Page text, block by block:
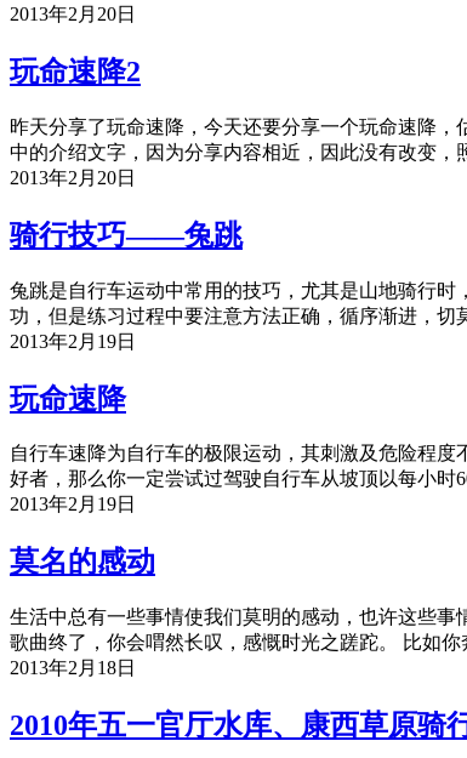
2013年2月20日
玩命速降2
昨天分享了玩命速降，今天还要分享一个玩命速降
中的介绍文字，因为分享内容相近，因此没有改变
2013年2月20日
骑行技巧——兔跳
兔跳是自行车运动中常用的技巧，尤其是山地骑行
功，但是练习过程中要注意方法正确，循序渐进，
2013年2月19日
玩命速降
自行车速降为自行车的极限运动，其刺激及危险程
好者，那么你一定尝试过驾驶自行车从坡顶以每小
2013年2月19日
莫名的感动
生活中总有一些事情使我们莫明的感动，也许这些
歌曲终了，你会喟然长叹，感慨时光之蹉跎。 比如
2013年2月18日
2010年五一官厅水库、康西草原骑